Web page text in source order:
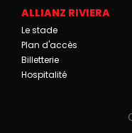
ALLIANZ RIVIERA
Le stade
Plan d'accès
Billetterie
Hospitalité